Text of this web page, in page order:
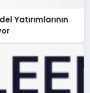
Yatırımlarının